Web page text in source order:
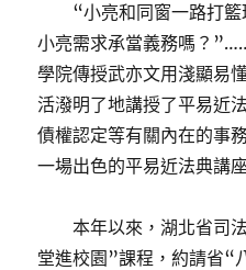
“小亮和同窗一路打
小亮需求承當義務嗎？
學院傳授武亦文用淺顯易
活潑明了地講授了平易近
債權認定等有關內在的事
一場出色的平易近法典講
本年以來，湖北省司
堂進校園”課程，約請省“